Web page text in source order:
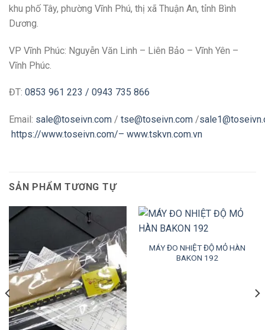
khu phố Tây, phường Vĩnh Phú, thị xã Thuận An, tỉnh Bình
Dương.
VP Vĩnh Phúc: Nguyễn Văn Linh – Liên Bảo – Vĩnh Yên –
Vĩnh Phúc.
ĐT: 0853 961 223 / 0943 735 866
Email: sale@toseivn.com / tse@toseivn.com /
https://www.toseivn.com/– www.tskvn.com.vn
SẢN PHẨM TƯƠNG TỰ
MÁY ĐO NHIỆT ĐỘ MỎ HÀN
BAKON 192